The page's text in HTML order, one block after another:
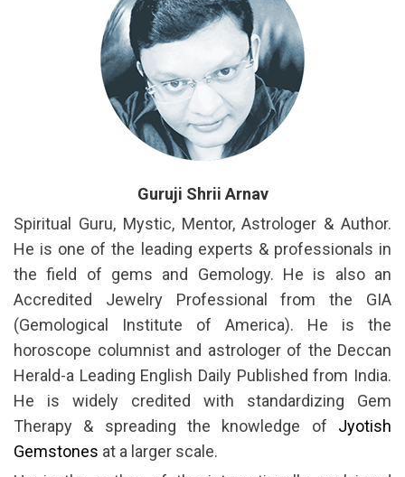
Guruji Shrii Arnav
Spiritual Guru, Mystic, Mentor, Astrologer & Author.
He is one of the leading experts & professionals in
the field of gems and Gemology. He is also an
Accredited Jewelry Professional from the GIA
(Gemological Institute of America). He is the
horoscope columnist and astrologer of the Deccan
Herald-a Leading English Daily Published from India.
He is widely credited with standardizing Gem
Therapy & spreading the knowledge of Jyotish
Gemstones at a larger scale.